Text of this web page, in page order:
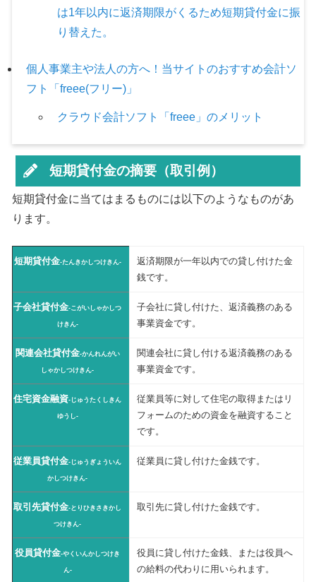
は1年以内に返済期限がくるため短期貸付金に振
り替えた。
個人事業主や法人の方へ！当サイトのおすすめ会計ソ
フト「freee(フリー)」
クラウド会計ソフト「freee」のメリット
短期貸付金の摘要（取引例）
短期貸付金に当てはまるものには以下のようなものがあ
ります。
短期貸付金-たんきかしつけきん-
返済期限が一年以内での貸し付けた金
銭です。
子会社貸付金-こがいしゃかしつ
けきん-
子会社に貸し付けた、返済義務のある
事業資金です。
関連会社貸付金-かんれんがい
しゃかしつけきん-
関連会社に貸し付ける返済義務のある
事業資金です。
住宅資金融資-じゅうたくしきん
ゆうし-
従業員等に対して住宅の取得またはリ
フォームのための資金を融資すること
です。
従業員貸付金-じゅうぎょういん
かしつけきん-
従業員に貸し付けた金銭です。
取引先貸付金-とりひきさきかし
つけきん-
取引先に貸し付けた金銭です。
役員貸付金-やくいんかしつけき
ん-
役員に貸し付けた金銭、または役員へ
の給料の代わりに用いられます。